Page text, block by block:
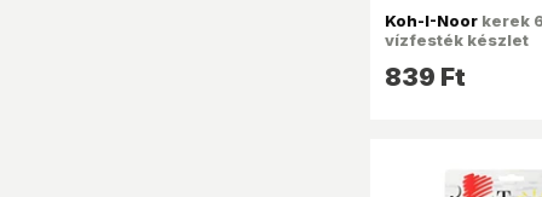
Koh-I-Noorkerek
vízfesték készlet
839 Ft